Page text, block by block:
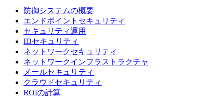
防御システムの概要
エンドポイントセキュリティ
セキュリティ運用
IDセキュリティ
ネットワークセキュリティ
ネットワークインフラストラクチャ
メールセキュリティ
クラウドセキュリティ
ROIの計算